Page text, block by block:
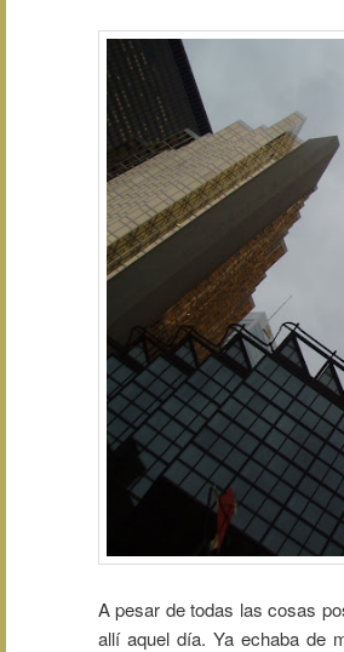
A pesar de todas las cosas
allí aquel día. Ya echaba de